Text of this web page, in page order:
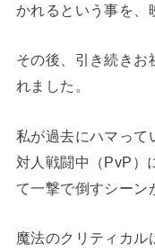
かれるという事を、
その後、引き続きお
れました。
私が過去にハマって
対人戦闘中（PvP）
て一撃で倒すシーン
魔法のクリティカル